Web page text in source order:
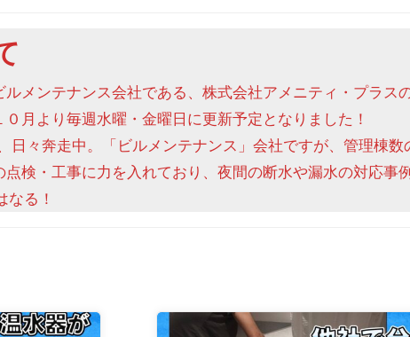
メンテナンス会社である、株式会社アメニティ・プラス
月より毎週水曜・金曜日に更新予定となりました！
々奔走中。「ビルメンテナンス」会社ですが、管理棟数
検・工事に力を入れており、夜間の断水や漏水の対応事
なる！